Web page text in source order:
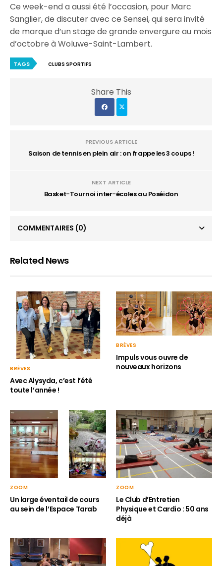
Ce week-end a aussi été l’occasion, pour Marc
Sanglier, de discuter avec ce Sensei, qui sera invité
de marque d’un stage de grande envergure au mois
d’octobre à Woluwe-Saint-Lambert.
TAGS CLUBS SPORTIFS
Share This
PREVIOUS ARTICLE
Saison de tennis en plein air : on frappe les 3 coups !
NEXT ARTICLE
Basket-Tournoi inter-écoles au Poséidon
COMMENTAIRES (0)
Related News
BRÈVES
Avec Alysyda, c’est l’été
toute l’année !
BRÈVES
Impuls vous ouvre de
nouveaux horizons
ZOOM
Un large éventail de cours
au sein de l’Espace Tarab
ZOOM
Le Club d’Entretien
Physique et Cardio : 50 ans
déjà